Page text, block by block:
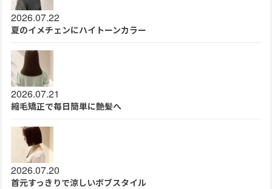
2026.07.22
夏のイメチェンにハイトーンカラー
2026.07.21
縮毛矯正で毎日簡単に艶髪へ
2026.07.20
首元すっきりで涼しいボブスタイル